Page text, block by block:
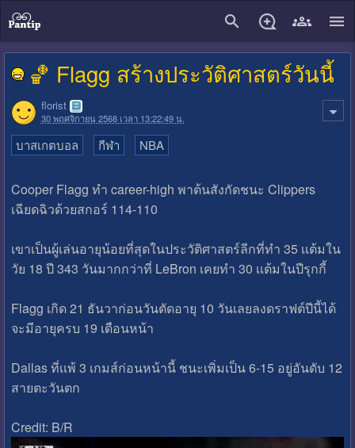
🏀 Flagg สร้างประวัติศาสตร์วันนี้
florist
30 พฤศจิกายน 2568 เวลา 13:22:49 น.
บาสเกตบอล กีฬา NBA
Cooper Flagg ทํา career-high พาต้นสังกัดชนะ Clippers
เฉียดฉิวด้วยสกอร์ 114-110
เขาเป็นผู้เล่นอายุน้อยที่สุดในประวัติศาสตร์ลีกที่ทํา 35 เเต้มใน
วัย 18 ปี 343 วันมากกว่าที่ LeBron เคยทํา 30 เเต้มในปีรุกกี้
Flagg เกิด 21 ธันวาก่อนวันตัดอายุ 10 วันเลยลงดราฟต์ปีนี้ได้
จะมีอายุครบ 19 เดือนหน้า
Dallas ที่เเพ้ 3 เกมส์ก่อนหน้านี้ ชนะเพิ่มเป็น 6-15 อยู่อันดับ 12
สายตะวันตก
Credit: B/R
close